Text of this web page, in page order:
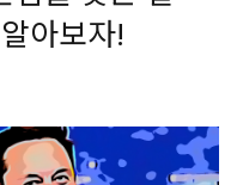
아보자!